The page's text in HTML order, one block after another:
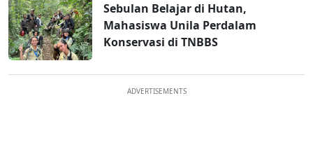
Sebulan Belajar di Hutan,
Mahasiswa Unila Perdalam
Konservasi di TNBBS
ADVERTISEMENTS